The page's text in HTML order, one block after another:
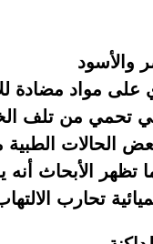
والأسود
على مواد مضادة
تحمي من تلف
الحالات الطبية
تظهر الأبحاث أنه
تحارب